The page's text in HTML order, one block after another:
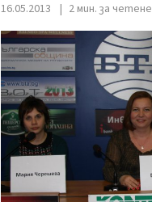
16.05.2013 2 мин. за четене